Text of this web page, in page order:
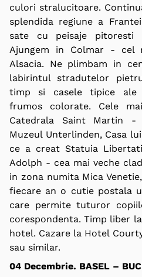
culori stralucitoare.
splendida regiune a
sate cu peisaje pitoresti
Ajungem in Colmar - cel
Alsacia. Ne plimbam in
labirintul stradutelor
timp si casele tipice ale
frumos colorate. Cele
Catedrala Saint Martin
Muzeul Unterlinden, Casa
ce a creat Statuia
Adolph - cea mai veche
in zona numita Mica Venetie
fiecare an o cutie postala
care permite tuturor
corespondenta. Timp liber
hotel. Cazare la Hotel
sau similar.
04 Decembrie. BASEL –